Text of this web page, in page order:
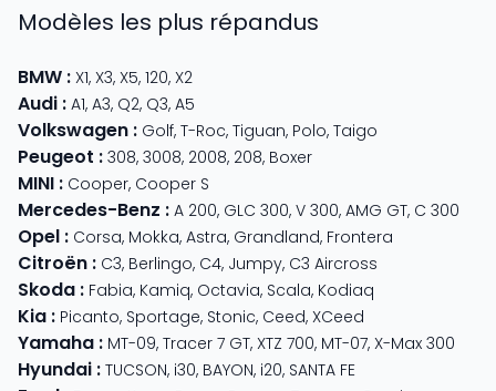
Modèles les plus répandus
BMW : X1, X3, X5, 120, X2
Audi : A1, A3, Q2, Q3, A5
Volkswagen : Golf, T-Roc, Tiguan, Polo, Taigo
Peugeot : 308, 3008, 2008, 208, Boxer
MINI : Cooper, Cooper S
Mercedes-Benz : A 200, GLC 300, V 300, AMG GT, C 300
Opel : Corsa, Mokka, Astra, Grandland, Frontera
Citroën : C3, Berlingo, C4, Jumpy, C3 Aircross
Skoda : Fabia, Kamiq, Octavia, Scala, Kodiaq
Kia : Picanto, Sportage, Stonic, Ceed, XCeed
Yamaha : MT-09, Tracer 7 GT, XTZ 700, MT-07, X-Max 300
Hyundai : TUCSON, i30, BAYON, i20, SANTA FE